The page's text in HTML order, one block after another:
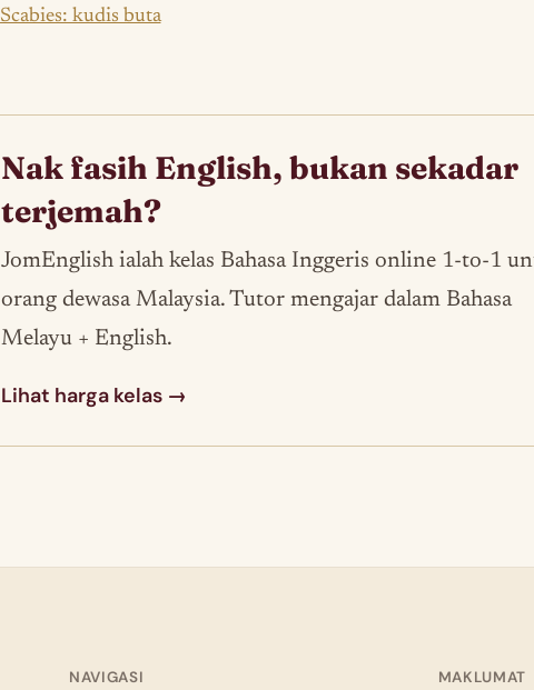
Scabies: kudis buta
Nak fasih English, bukan sekadar
terjemah?
JomEnglish ialah kelas Bahasa Inggeris online 1-to-1
orang dewasa Malaysia. Tutor mengajar dalam Bahasa
Melayu + English.
Lihat harga kelas →
NAVIGASI MAKLUMAT